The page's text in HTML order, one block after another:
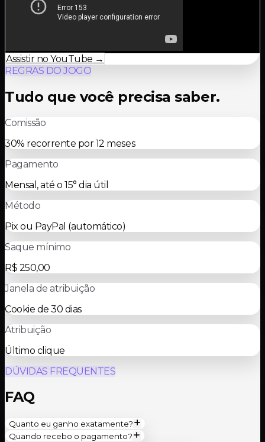
Assistir no YouTube →
REGRAS DO JOGO
Tudo que você precisa saber.
Comissão
30% recorrente por 12 meses
Pagamento
Mensal, até o 15° dia útil
Método
Pix ou PayPal (automático)
Saque mínimo
R$ 250,00
Janela de atribuição
Cookie de 30 dias
Atribuição
Último clique
DÚVIDAS FREQUENTES
FAQ
Quanto eu ganho exatamente?
Quando recebo o pagamento?